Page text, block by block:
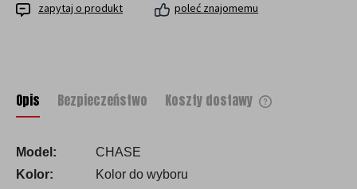
zapytaj o produkt poleć znajomemu
Opis Bezpieczeństwo Koszty dostawy
Model:
CHASE
Kolor:
Kolor do wyboru